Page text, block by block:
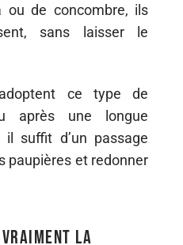
ou de concombre, ils
sans laisser le
ce type de
après une longue
suffit d’un passage
paupières et redonner
la